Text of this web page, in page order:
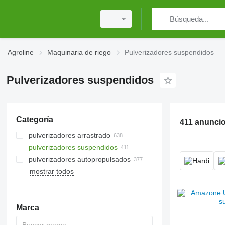
Agroline Maquinaria de riego Pulverizadores suspendidos
Pulverizadores suspendidos
Categoría
pulverizadores arrastrado
pulverizadores suspendidos
pulverizadores autopropulsados
mostrar todos
Marca
411